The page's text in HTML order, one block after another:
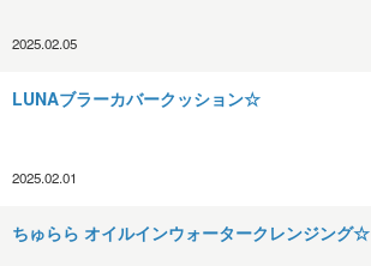
2025.02.05
LUNAブラーカバークッション☆
2025.02.01
ちゅらら オイルインウォータークレンジング☆